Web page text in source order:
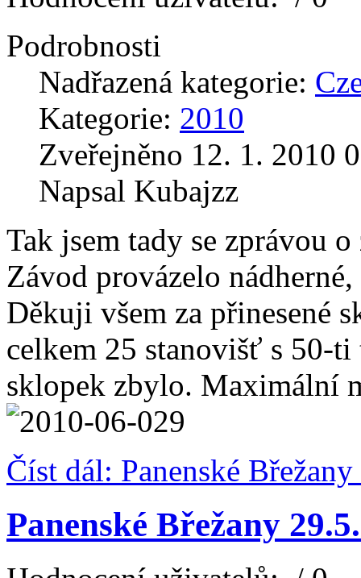
Podrobnosti
Nadřazená kategorie:
Kategorie: 2010
Zveřejněno 12. 1. 2010
Napsal Kubajzz
Tak jsem tady se zprávou
Závod provázelo
Děkuji všem za přinesené
celkem 25 stanovišť s 50-ti
sklopek zbylo. Maximální
Číst dál: Panenské
Panenské Břežany